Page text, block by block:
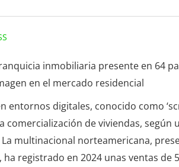
inmobiliaria presente en 64
en el mercado residencial
entornos digitales, conocido como
comercialización de viviendas,
multinacional norteamericana,
ha registrado en 2024 unas ventas de